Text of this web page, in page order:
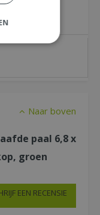
Naar boven
paal 6,8 x
groen
EEN RECENSIE